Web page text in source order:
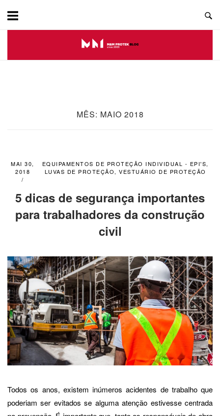
content
MÊS: MAIO 2018
MAI 30,
2018
EQUIPAMENTOS DE PROTEÇÃO INDIVIDUAL - EPI'S,
LUVAS DE PROTEÇÃO,VESTUÁRIO DE PROTEÇÃO
5 dicas de segurança importantes
para trabalhadores da construção
civil
Todos os anos, existem inúmeros acidentes de trabalho que
poderiam ser evitados se alguma atenção estivesse centrada